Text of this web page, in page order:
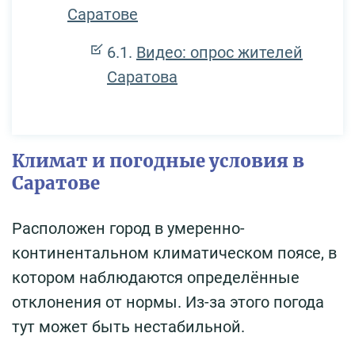
Саратове
Видео: опрос жителей
Саратова
Климат и погодные условия в
Саратове
Расположен город в умеренно-
континентальном климатическом поясе, в
котором наблюдаются определённые
отклонения от нормы. Из-за этого погода
тут может быть нестабильной.